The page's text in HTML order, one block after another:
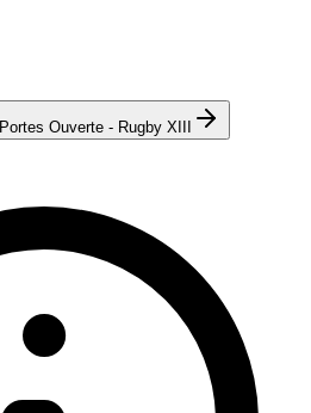
Portes Ouverte - Rugby XIII